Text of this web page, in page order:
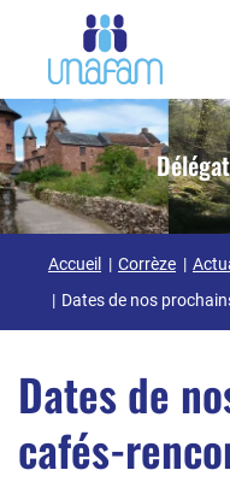
Accueil Corrèze
Dates de nos
Dates de
cafés-